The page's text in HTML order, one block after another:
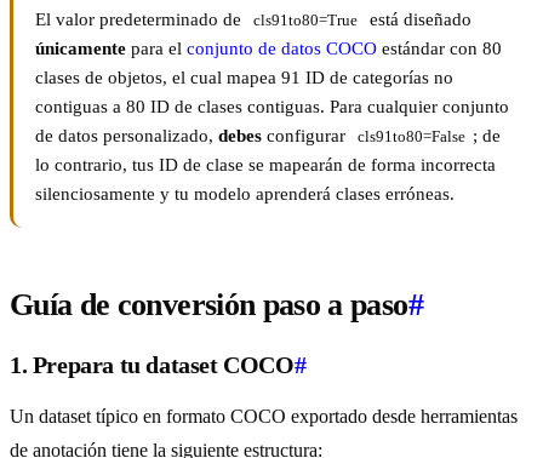
El valor predeterminado de cls91to80=True
está diseñado
únicamente para el conjunto de datos COCO estándar con 80
clases de objetos, el cual mapea 91 ID de categorías no
contiguas a 80 ID de clases contiguas. Para cualquier conjunto
de datos personalizado, debes configurar cls91to80=False ; de
lo contrario, tus ID de clase se mapearán de forma incorrecta
silenciosamente y tu modelo aprenderá clases erróneas.
Guía de conversión paso a paso#
1. Prepara tu dataset COCO#
Un dataset típico en formato COCO exportado desde herramientas
de anotación tiene la siguiente estructura: